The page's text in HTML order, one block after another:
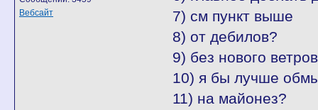
Вебсайт
7) см пункт выше
8) от дебилов?
9) без нового
10) я бы лучше
11) на майонез?